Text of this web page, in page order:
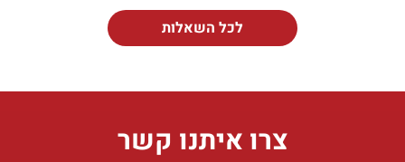
לכל השאלות
צרו איתנו קשר